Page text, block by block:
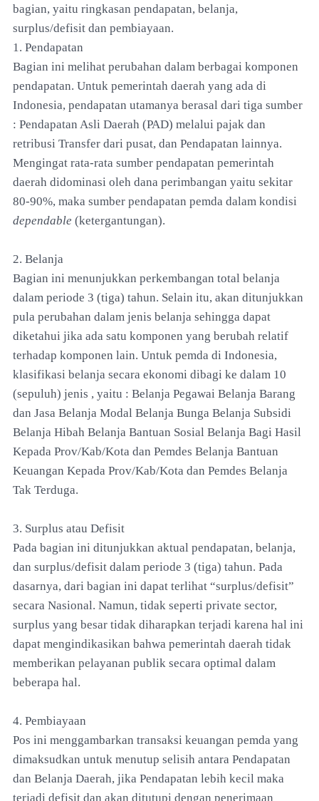
bagian, yaitu ringkasan pendapatan, belanja,
surplus/defisit dan pembiayaan.
1. Pendapatan
Bagian ini melihat perubahan dalam berbagai komponen
pendapatan. Untuk pemerintah daerah yang ada di
Indonesia, pendapatan utamanya berasal dari tiga sumber
: Pendapatan Asli Daerah (PAD) melalui pajak dan
retribusi Transfer dari pusat, dan Pendapatan lainnya.
Mengingat rata-rata sumber pendapatan pemerintah
daerah didominasi oleh dana perimbangan yaitu sekitar
80-90%, maka sumber pendapatan pemda dalam kondisi
dependable (ketergantungan).
2. Belanja
Bagian ini menunjukkan perkembangan total belanja
dalam periode 3 (tiga) tahun. Selain itu, akan ditunjukkan
pula perubahan dalam jenis belanja sehingga dapat
diketahui jika ada satu komponen yang berubah relatif
terhadap komponen lain. Untuk pemda di Indonesia,
klasifikasi belanja secara ekonomi dibagi ke dalam 10
(sepuluh) jenis , yaitu : Belanja Pegawai Belanja Barang
dan Jasa Belanja Modal Belanja Bunga Belanja Subsidi
Belanja Hibah Belanja Bantuan Sosial Belanja Bagi Hasil
Kepada Prov/Kab/Kota dan Pemdes Belanja Bantuan
Keuangan Kepada Prov/Kab/Kota dan Pemdes Belanja
Tak Terduga.
3. Surplus atau Defisit
Pada bagian ini ditunjukkan aktual pendapatan, belanja,
dan surplus/defisit dalam periode 3 (tiga) tahun. Pada
dasarnya, dari bagian ini dapat terlihat “surplus/defisit”
secara Nasional. Namun, tidak seperti private sector,
surplus yang besar tidak diharapkan terjadi karena hal ini
dapat mengindikasikan bahwa pemerintah daerah tidak
memberikan pelayanan publik secara optimal dalam
beberapa hal.
4. Pembiayaan
Pos ini menggambarkan transaksi keuangan pemda yang
dimaksudkan untuk menutup selisih antara Pendapatan
dan Belanja Daerah, jika Pendapatan lebih kecil maka
terjadi defisit dan akan ditutupi dengan penerimaan